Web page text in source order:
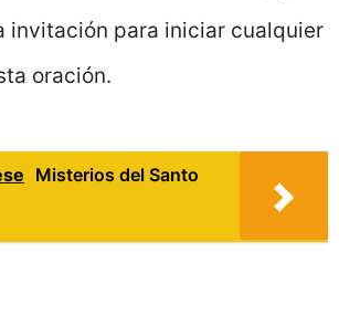
invitación para iniciar cualquier
oración.
Misterios del Santo